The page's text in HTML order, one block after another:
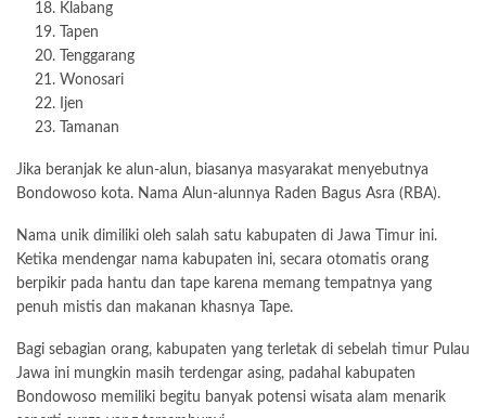
Klabang
Tapen
Tenggarang
Wonosari
Ijen
Tamanan
Jika beranjak ke alun-alun, biasanya masyarakat menyebutnya
Bondowoso kota. Nama Alun-alunnya Raden Bagus Asra (RBA).
Nama unik dimiliki oleh salah satu kabupaten di Jawa Timur ini.
Ketika mendengar nama kabupaten ini, secara otomatis orang
berpikir pada hantu dan tape karena memang tempatnya yang
penuh mistis dan makanan khasnya Tape.
Bagi sebagian orang, kabupaten yang terletak di sebelah timur Pulau
Jawa ini mungkin masih terdengar asing, padahal kabupaten
Bondowoso memiliki begitu banyak potensi wisata alam menarik